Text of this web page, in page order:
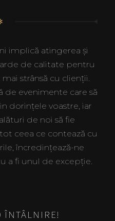
implică atingerea și
de calitate pentru
strânsă cu clienții.
de evenimente care să
dorințele voastre, iar
de noi să fie
ceea ce contează cu
încredințează-ne
a fi unul de excepție.
ÎNTÂLNIRE!